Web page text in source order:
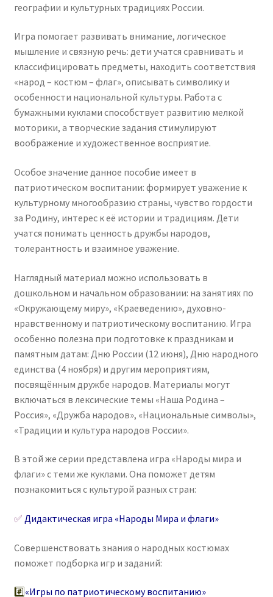
географии и культурных традициях России.
Игра помогает развивать внимание, логическое
мышление и связную речь: дети учатся сравнивать и
классифицировать предметы, находить соответствия
«народ – костюм – флаг», описывать символику и
особенности национальной культуры. Работа с
бумажными куклами способствует развитию мелкой
моторики, а творческие задания стимулируют
воображение и художественное восприятие.
Особое значение данное пособие имеет в
патриотическом воспитании: формирует уважение к
культурному многообразию страны, чувство гордости
за Родину, интерес к её истории и традициям. Дети
учатся понимать ценность дружбы народов,
толерантность и взаимное уважение.
Наглядный материал можно использовать в
дошкольном и начальном образовании: на занятиях по
«Окружающему миру», «Краеведению», духовно-
нравственному и патриотическому воспитанию. Игра
особенно полезна при подготовке к праздникам и
памятным датам: Дню России (12 июня), Дню народного
единства (4 ноября) и другим мероприятиям,
посвящённым дружбе народов. Материалы могут
включаться в лексические темы «Наша Родина –
Россия», «Дружба народов», «Национальные символы»,
«Традиции и культура народов России».
В этой же серии представлена игра «Народы мира и
флаги» с теми же куклами. Она поможет детям
познакомиться с культурой разных стран:
✅ Дидактическая игра «Народы Мира и флаги»
Совершенствовать знания о народных костюмах
поможет подборка игр и заданий:
#️⃣«Игры по патриотическому воспитанию»